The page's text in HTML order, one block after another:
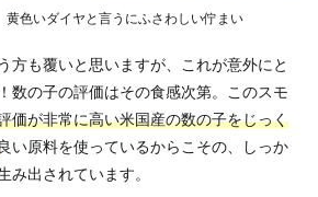
色いダイヤと言うにふさわしい佇まい
方も覆いと思いますが、これが意外にと
数の子の評価はその食感次第。このスモ
価が非常に高い米国産の数の子をじっく
良い原料を使っているからこその、しっか
み出されています。